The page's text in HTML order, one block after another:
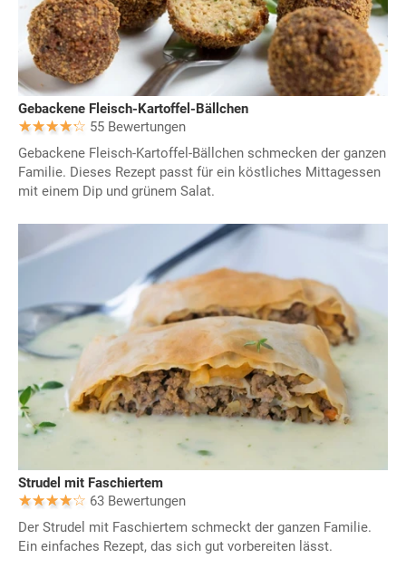
Gebackene Fleisch-Kartoffel-Bällchen
55 Bewertungen
Gebackene Fleisch-Kartoffel-Bällchen schmecken der ganzen
Familie. Dieses Rezept passt für ein köstliches Mittagessen
mit einem Dip und grünem Salat.
Strudel mit Faschiertem
63 Bewertungen
Der Strudel mit Faschiertem schmeckt der ganzen Familie.
Ein einfaches Rezept, das sich gut vorbereiten lässt.